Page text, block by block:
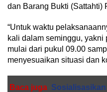
dan Barang Bukti (Sattahti)
“Untuk waktu
kali dalam seminggu,
mulai dari pukul 09.00
menyesuaikan situasi dan
Baca juga